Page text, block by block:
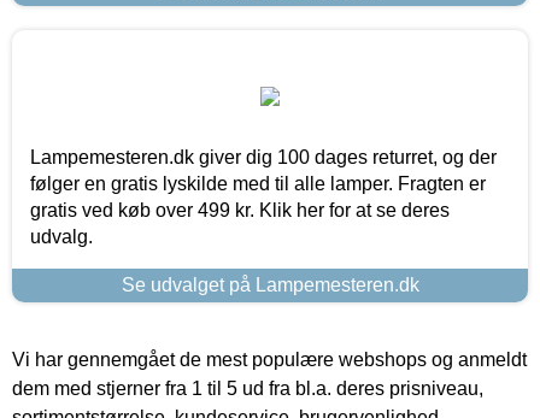
Lampemesteren.dk giver dig 100 dages returret, og der
følger en gratis lyskilde med til alle lamper. Fragten er
gratis ved køb over 499 kr. Klik her for at se deres
udvalg.
Se udvalget på Lampemesteren.dk
Vi har gennemgået de mest populære webshops og anmeldt
dem med stjerner fra 1 til 5 ud fra bl.a. deres prisniveau,